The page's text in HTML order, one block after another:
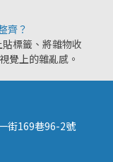
齊？
標籤、將雜物收
覺上的雜亂感。
街169巷96-2號